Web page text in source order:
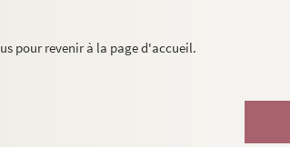
pour revenir à la page d'accueil.